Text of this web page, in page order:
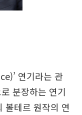
연기라는 관
분장하는 연기
볼테르 원작의 연